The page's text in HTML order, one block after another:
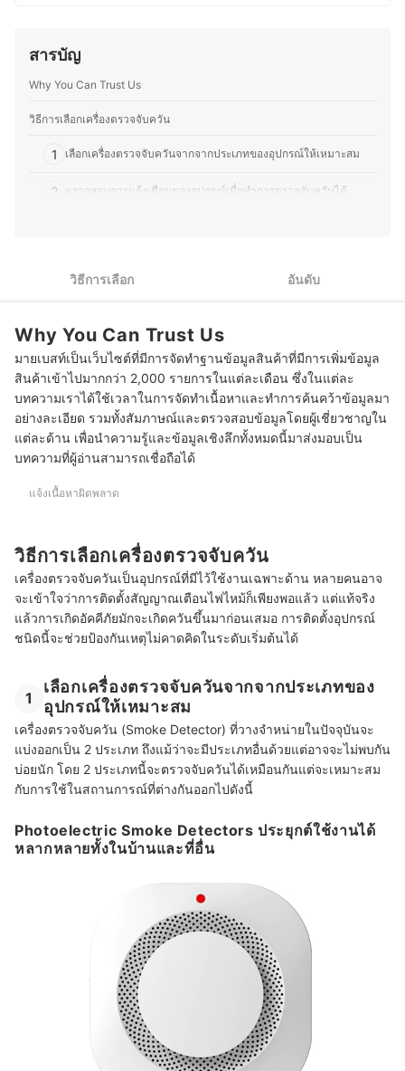
เทคโนโลยี คุณเคย์ยังสนใจวงการเกม และมีบทบาทสำคัญใน
Predator League และ Thailand Mobile Expo ปัจจุบันคุณ
ตัวเองชื่อ Blackkat Gamer โดยเน้นเนื้อหาเกี่ยวกับ เกมมือ
ด้าน ทำให้คุณเคย์มีความเข้าใจลึกซึ้งทั้งในเรื่อง เทคโนโลยี
สารบัญ
Why You Can Trust Us
วิธีการเลือกเครื่องตรวจจับควัน
1 เลือกเครื่องตรวจจับควันจากจากประเภทของอุปกรณ์ให้เหมาะสม
2 ตรวจสอบการแจ้งเตือนของอุปกรณ์เมื่อทำการตรวจจับควันได้
10 เครื่องตรวจจับควัน ยี่ห้อไหนดี Smoke Detector
เครื่องตรวจจับควันมีกล้องไหม
เครื่องตรวจจับควันขึ้นสัญญาณไฟสีแดง แก้ปัญหายังไง
บทความที่เกี่ยวข้องกับเครื่องตรวจจับควัน
วิธีการเลือก อันดับ
Why You Can Trust Us
มายเบสท์เป็นเว็บไซต์ที่มีการจัดทำฐานข้อมูลสินค้าที่มีการเพิ่มข้อมูล
สินค้าเข้าไปมากกว่า 2,000 รายการในแต่ละเดือน ซึ่งในแต่ละ
บทความเราได้ใช้เวลาในการจัดทำเนื้อหาและทำการค้นคว้าข้อมูลมา
อย่างละเอียด รวมทั้งสัมภาษณ์และตรวจสอบข้อมูลโดยผู้เชี่ยวชาญใน
แต่ละด้าน เพื่อนำความรู้และข้อมูลเชิงลึกทั้งหมดนี้มาส่งมอบเป็น
บทความที่ผู้อ่านสามารถเชื่อถือได้
แจ้งเนื้อหาผิดพลาด
วิธีการเลือกเครื่องตรวจจับควัน
เครื่องตรวจจับควันเป็นอุปกรณ์ที่มีไว้ใช้งานเฉพาะด้าน หลายคนอาจ
จะเข้าใจว่าการติดตั้งสัญญาณเตือนไฟไหม้ก็เพียงพอแล้ว แต่แท้จริง
แล้วการเกิดอัคคีภัยมักจะเกิดควันขึ้นมาก่อนเสมอ การติดตั้งอุปกรณ์
ชนิดนี้จะช่วยป้องกันเหตุไม่คาดคิดในระดับเริ่มต้นได้
1
เลือกเครื่องตรวจจับควันจากจากประเภทของ
อุปกรณ์ให้เหมาะสม
เครื่องตรวจจับควัน (Smoke Detector) ที่วางจำหน่ายในปัจจุบันจะ
แบ่งออกเป็น 2 ประเภท ถึงแม้ว่าจะมีประเภทอื่นด้วยแต่อาจจะไม่พบกัน
บ่อยนัก โดย 2 ประเภทนี้จะตรวจจับควันได้เหมือนกันแต่จะเหมาะสม
กับการใช้ในสถานการณ์ที่ต่างกันออกไปดังนี้
Photoelectric Smoke Detectors ประยุกต์ใช้งานได้
หลากหลายทั้งในบ้านและที่อื่น